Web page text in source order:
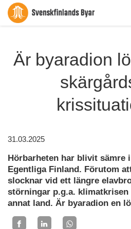
Är byaradion
31.03.2025
Hörbarheten har blivit sämre
Egentliga Finland. Förutom
slocknar vid ett längre
störningar p.g.a.
annat land. Är byaradion en